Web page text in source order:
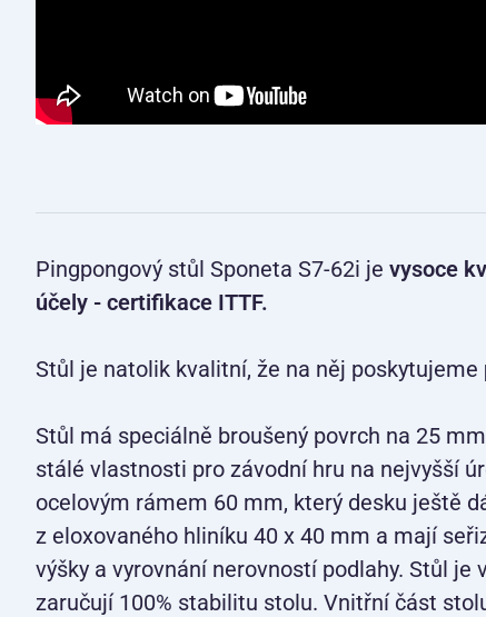
Pingpongový stůl Sponeta S7-62i je vysoce
účely - certifikace ITTF.
Stůl je natolik kvalitní, že na něj poskytujeme
Stůl má speciálně broušený povrch na 25
stálé vlastnosti pro závodní hru na nejvyšší
ocelovým rámem 60 mm, který desku ještě
z eloxovaného hliníku 40 x 40 mm a mají
výšky a vyrovnání nerovností podlahy. Stůl
zaručují 100% stabilitu stolu. Vnitřní část